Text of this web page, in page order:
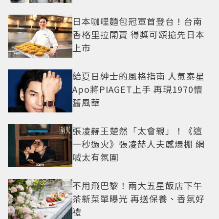
日本咖哩麵包冠軍首登台！台南
香格里拉開賣 得獎可頌搶先日本
上市
給夏日紳士的風格指南 人氣泰星
Apo將PIAGET上手 再現1970懷
舊風華
張凌赫王楚然「太會親」！《這
一秒過火》張凌赫人夫感爆棚 網
喊太有氛圍
不用飛巴黎！兩大五星飯店下午
茶新菜單曝光 再送保養、香氛好
禮